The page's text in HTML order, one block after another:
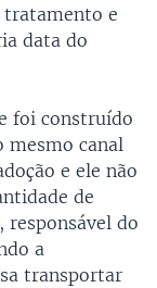
tratamento e
data do
foi construído
mesmo canal
e ele não
de
responsável do
a
transportar